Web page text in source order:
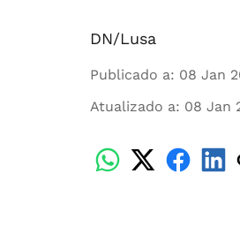
DN/Lusa
Publicado a: 08 Jan
Atualizado a: 08 Jan